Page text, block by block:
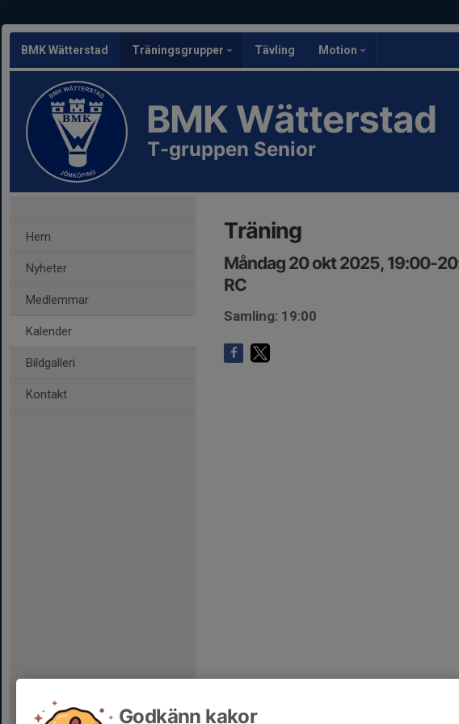
BMK Wätterstad Träningsgrupper Tävling Motion
BMK Wätterstad
T-gruppen Senior
Hem
Nyheter
Medlemmar
Kalender
Bildgalleri
Kontakt
Träning
Måndag 20 okt 2025, 19:00-
RC
Samling: 19:00
Godkänn kakor